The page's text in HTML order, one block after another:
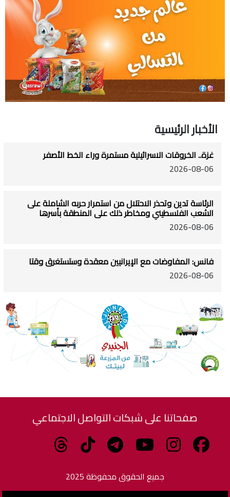
الأخبار الرئيسية
غزة.. الخروقات الاسرائيلية مستمرة وراء الخط الأصفر
2026-08-06
الرئاسة تدين وتحذر الاحتلال من استمرار حربه الشاملة على
الشعب الفلسطيني ومخاطر ذلك على المنطقة بأسرها
2026-08-06
فانس: المفاوضات مع الإيرانيين معقدة وستستغرق وقتا
2026-08-06
صفحاتنا على شبكات التواصل الاجتماعي
جميع الحقوق محفوظة 2025